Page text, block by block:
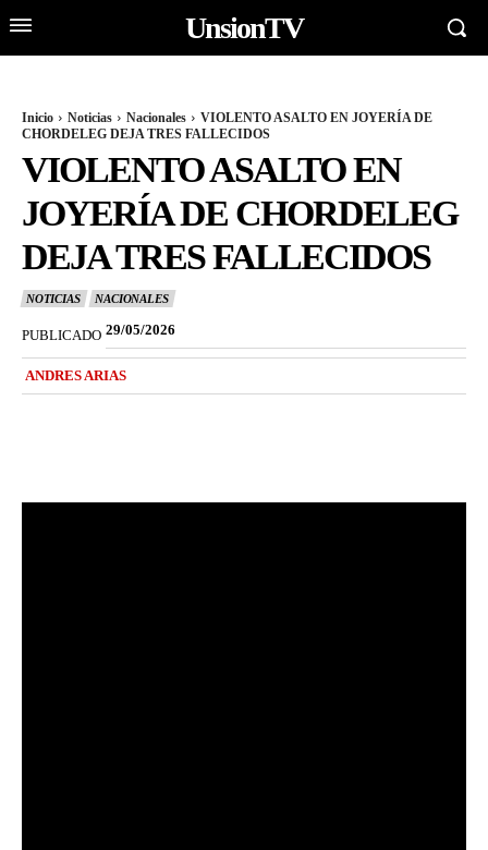
UnsionTV
Inicio Noticias Nacionales
VIOLENTO ASALTO EN JOYERÍA DE
CHORDELEG DEJA TRES FALLECIDOS
VIOLENTO ASALTO EN
JOYERÍA DE CHORDELEG
DEJA TRES FALLECIDOS
NOTICIAS NACIONALES
PUBLICADO 29/05/2026
ANDRES ARIAS